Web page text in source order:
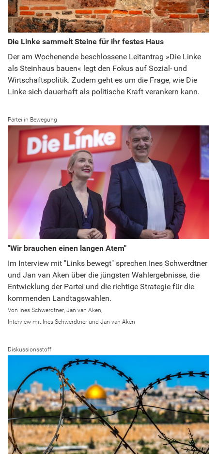
Die Linke sammelt Steine für ihr festes Haus
Der am Wochenende beschlossene Leitantrag »Die Linke
als Steinhaus bauen« legt den Fokus auf Sozial- und
Wirtschaftspolitik. Zudem geht es um die Frage, wie Die
Linke sich dauerhaft als politische Kraft verankern kann.
Partei in Bewegung
"Wir brauchen einen langen Atem"
Im Interview mit "Links bewegt" sprechen Ines Schwerdtner
und Jan van Aken über die jüngsten Wahlergebnisse, die
Entwicklung der Partei und die richtige Strategie für die
kommenden Landtagswahlen.
Ines Schwerdtner Jan van Aken
Interview mit Ines Schwerdtner und Jan van Aken
Diskussionsstoff